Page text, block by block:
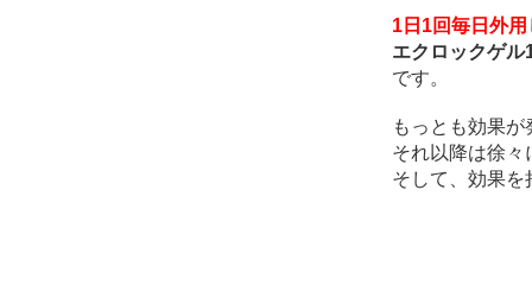
1日1回毎日外用
エクロックゲル
です。
もっとも効果
それ以降は徐々
そして、効果を